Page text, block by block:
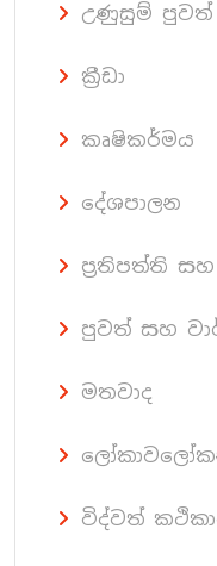
උණුසුම් පුවත්
ක්‍රීඩා
කෘෂිකර්මය
දේශපාලන
ප්‍රතිපත්ති
පුවත් සහ
මතවාද
විද්වත්